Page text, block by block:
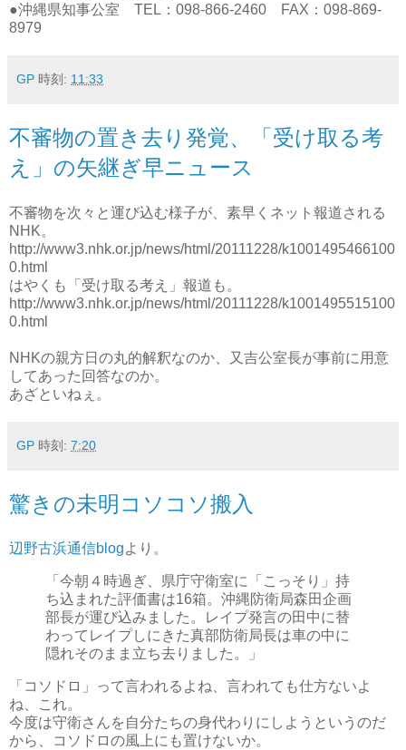
●沖縄県知事公室 TEL：098-866-2460 FAX：098-869-
8979
GP 時刻: 11:33
不審物の置き去り発覚、「受け取る考
え」の矢継ぎ早ニュース
不審物を次々と運び込む様子が、素早くネット報道される
NHK。
http://www3.nhk.or.jp/news/html/20111228/k1001495466100
0.html
はやくも「受け取る考え」報道も。
http://www3.nhk.or.jp/news/html/20111228/k1001495515100
0.html
NHKの親方日の丸的解釈なのか、又吉公室長が事前に用意
してあった回答なのか。
あざといねぇ。
GP 時刻: 7:20
驚きの未明コソコソ搬入
辺野古浜通信blogより。
「今朝４時過ぎ、県庁守衛室に「こっそり」持
ち込まれた評価書は16箱。沖縄防衛局森田企画
部長が運び込みました。レイプ発言の田中に替
わってレイプしにきた真部防衛局長は車の中に
隠れそのまま立ち去りました。」
「コソドロ」って言われるよね、言われても仕方ないよ
ね、これ。
今度は守衛さんを自分たちの身代わりにしようというのだ
から、コソドロの風上にも置けないか。